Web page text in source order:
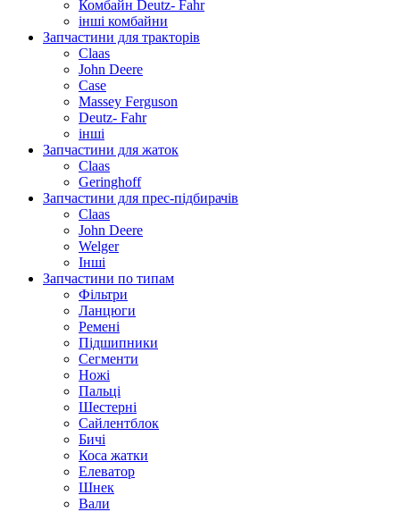
Комбайн Deutz- Fahr
інші комбайни
Запчастини для тракторів
Claas
John Deere
Case
Massey Ferguson
Deutz- Fahr
інші
Запчастини для жаток
Claas
Geringhoff
Запчастини для прес-підбирачів
Claas
John Deere
Welger
Інші
Запчастини по типам
Фільтри
Ланцюги
Ремені
Підшипники
Сегменти
Ножі
Пальці
Шестерні
Сайлентблок
Бичі
Коса жатки
Елеватор
Шнек
Вали